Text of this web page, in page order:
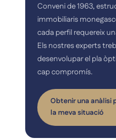
Conveni de 1963,
immobiliaris
cada perfil requereix
Els nostres experts
desenvolupar el pla
cap compromís.
Obtenir una anàlisi
la meva situació